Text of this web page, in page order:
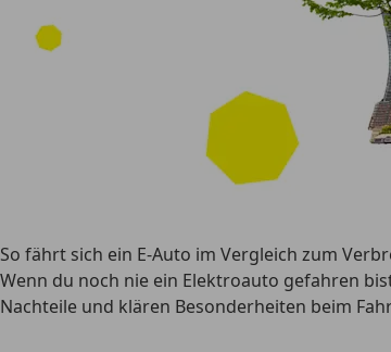
So fährt sich ein E-Auto im Vergleich zum
Wenn du noch nie ein Elektroauto gefahren
Nachteile und klären Besonderheiten beim